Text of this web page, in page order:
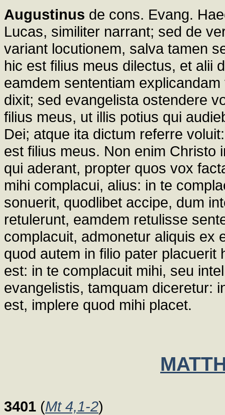
Augustinus de cons. Evang.
Lucas, similiter narrant; sed de
variant locutionem, salva tamen
hic est filius meus dilectus, et alii
eamdem sententiam
dixit; sed evangelista ostendere
filius meus, ut illis potius qui
Dei; atque ita dictum referre
est filius meus. Non enim Christo
qui aderant, propter quos vox
mihi complacui, alius: in te
sonuerit, quodlibet accipe, dum
retulerunt, eamdem retulisse
complacuit, admonetur aliquis ex
quod autem in filio pater
est: in te complacuit mihi, seu
evangelistis, tamquam diceretur:
est, implere quod mihi placet.
3401 (Mt 4,1-2)